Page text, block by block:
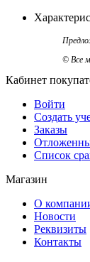
© Все
Кабинет
Войти
Создать
Заказы
Список
Магазин
О
Новости
Реквизиты
Контакты